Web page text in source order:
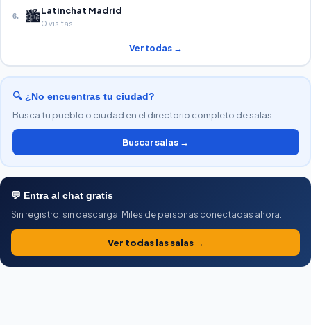
6. 🏙️Latinchat Madrid
0 visitas
Ver todas →
🔍 ¿No encuentras tu ciudad?
Busca tu pueblo o ciudad en el directorio completo de salas.
Buscar salas →
💬 Entra al chat gratis
Sin registro, sin descarga. Miles de personas conectadas ahora.
Ver todas las salas →